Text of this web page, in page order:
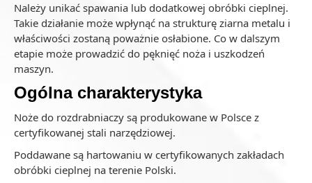
Należy unikać spawania lub dodatkowej obróbki cieplnej.
Takie działanie może wpłynąć na strukturę ziarna metalu i
właściwości zostaną poważnie osłabione. Co w dalszym
etapie może prowadzić do pęknięć noża i uszkodzeń
maszyn.
Ogólna charakterystyka
Noże do rozdrabniaczy są produkowane w Polsce z
certyfikowanej stali narzędziowej.
Poddawane są hartowaniu w certyfikowanych zakładach
obróbki cieplnej na terenie Polski.